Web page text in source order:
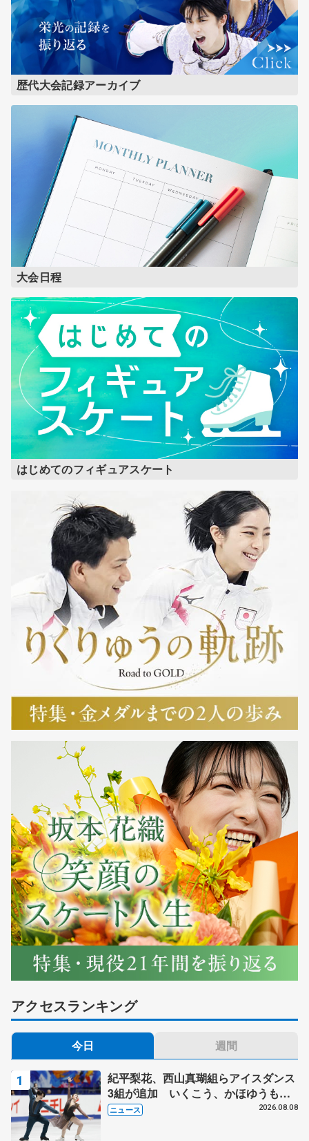
歴代大会記録アーカイブ
大会日程
はじめてのフィギュアスケート
アクセスランキング
今日 週間
紀平梨花、西山真瑚組らアイスダンス
3組が追加 いくこう、かほゆうも、
木下グループ杯
ニュース 2026.08.08